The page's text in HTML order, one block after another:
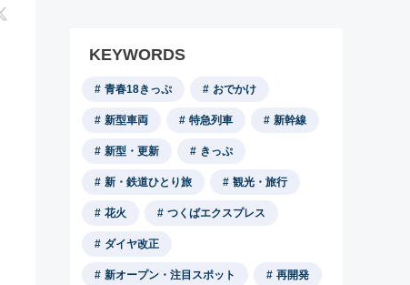
KEYWORDS
青春18きっぷ おでかけ
新型車両 特急列車 新幹線
新型・更新 きっぷ
新・鉄道ひとり旅 観光・旅行
花火 つくばエクスプレス
ダイヤ改正
新オープン・注目スポット 再開発